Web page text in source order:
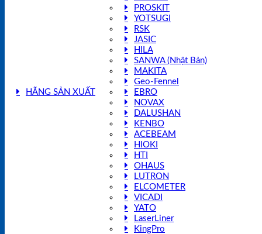
HÃNG SẢN XUẤT
PROSKIT
YOTSUGI
RSK
JASIC
HILA
SANWA (Nhật Bản)
MAKITA
Geo-Fennel
EBRO
NOVAX
DALUSHAN
KENBO
ACEBEAM
HIOKI
HTI
OHAUS
LUTRON
ELCOMETER
VICADI
YATO
LaserLiner
KingPro